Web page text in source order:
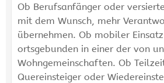
Ob Berufsanfänger oder
mit dem Wunsch, mehr
übernehmen. Ob mobiler
ortsgebunden in einer der von
Wohngemeinschaften. Ob
Quereinsteiger oder